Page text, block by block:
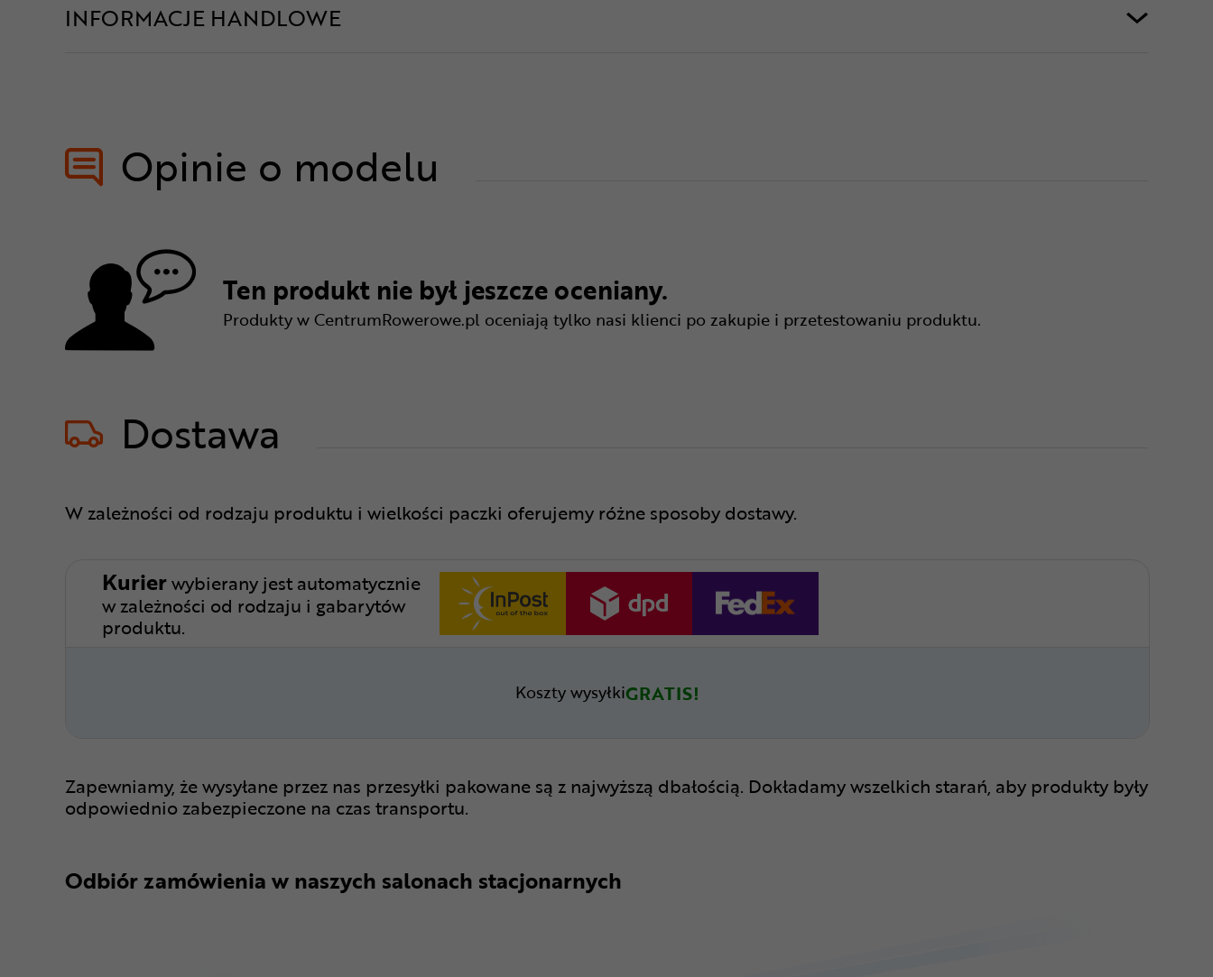
INFORMACJE HANDLOWE
Opinie o modelu
Ten produkt nie był jeszcze oceniany.
Produkty w CentrumRowerowe.pl oceniają tylko nasi klienci po zakupie i przetestowaniu produktu.
Dostawa
W zależności od rodzaju produktu i wielkości paczki oferujemy różne sposoby dostawy.
Kurierwybierany jest automatycznie
w zależności od rodzaju i gabarytów
produktu.
Koszty wysyłkiGRATIS!
Zapewniamy, że wysyłane przez nas przesyłki pakowane są z najwyższą dbałością. Dokładamy wszelkich starań, aby produkty były
odpowiednio zabezpieczone na czas transportu.
Odbiór zamówienia w naszych salonach stacjonarnych